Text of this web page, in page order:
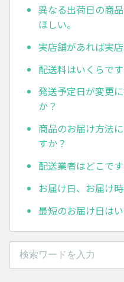
異なる出荷日の商
ほしい。
実店舗があれば実
配送料はいくらで
発送予定日が変更
か？
商品のお届け方法
すか？
配送業者はどこで
お届け日、お届け
最短のお届け日は